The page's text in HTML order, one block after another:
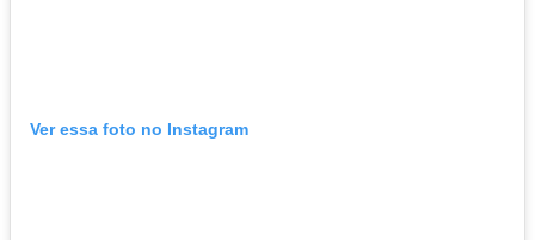
Ver essa foto no Instagram